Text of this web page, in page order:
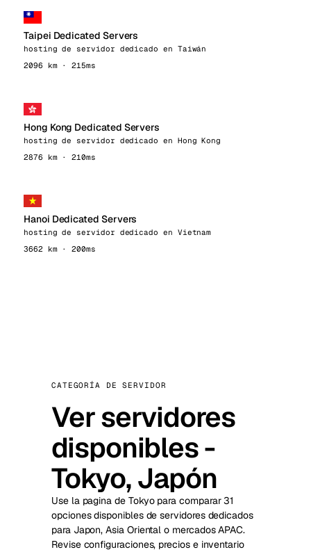
Taipei Dedicated Servers
hosting de servidor dedicado en Taiwán
2096 km · 215ms
Hong Kong Dedicated Servers
hosting de servidor dedicado en Hong Kong
2876 km · 210ms
Hanoi Dedicated Servers
hosting de servidor dedicado en Vietnam
3662 km · 200ms
CATEGORÍA DE SERVIDOR
Ver servidores
disponibles -
Tokyo, Japón
Use la pagina de Tokyo para comparar 31
opciones disponibles de servidores dedicados
para Japon, Asia Oriental o mercados APAC.
Revise configuraciones, precios e inventario